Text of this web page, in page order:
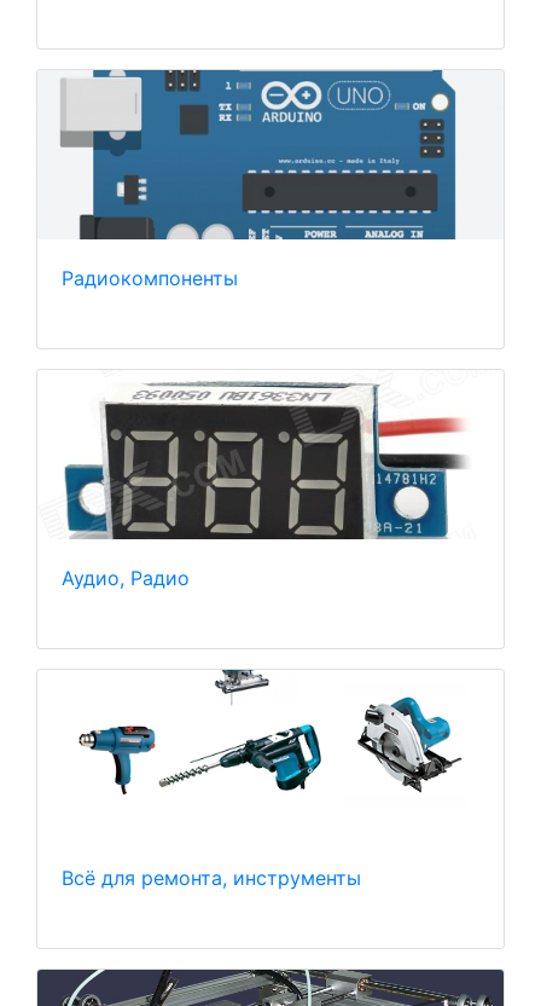
Радиокомпоненты
Аудио, Радио
Всё для ремонта, инструменты